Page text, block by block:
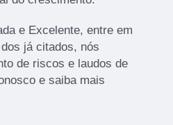
e Excelente, entre em
já citados, nós
de riscos e laudos de
e saiba mais